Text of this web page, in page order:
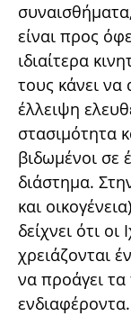
είναι προς
ιδιαίτερα
τους κάνει να
έλλειψη
στασιμότητα
βιδωμένοι σε
διάστημα.
και
δείχνει ότι
χρειάζονται
να προάγει τα